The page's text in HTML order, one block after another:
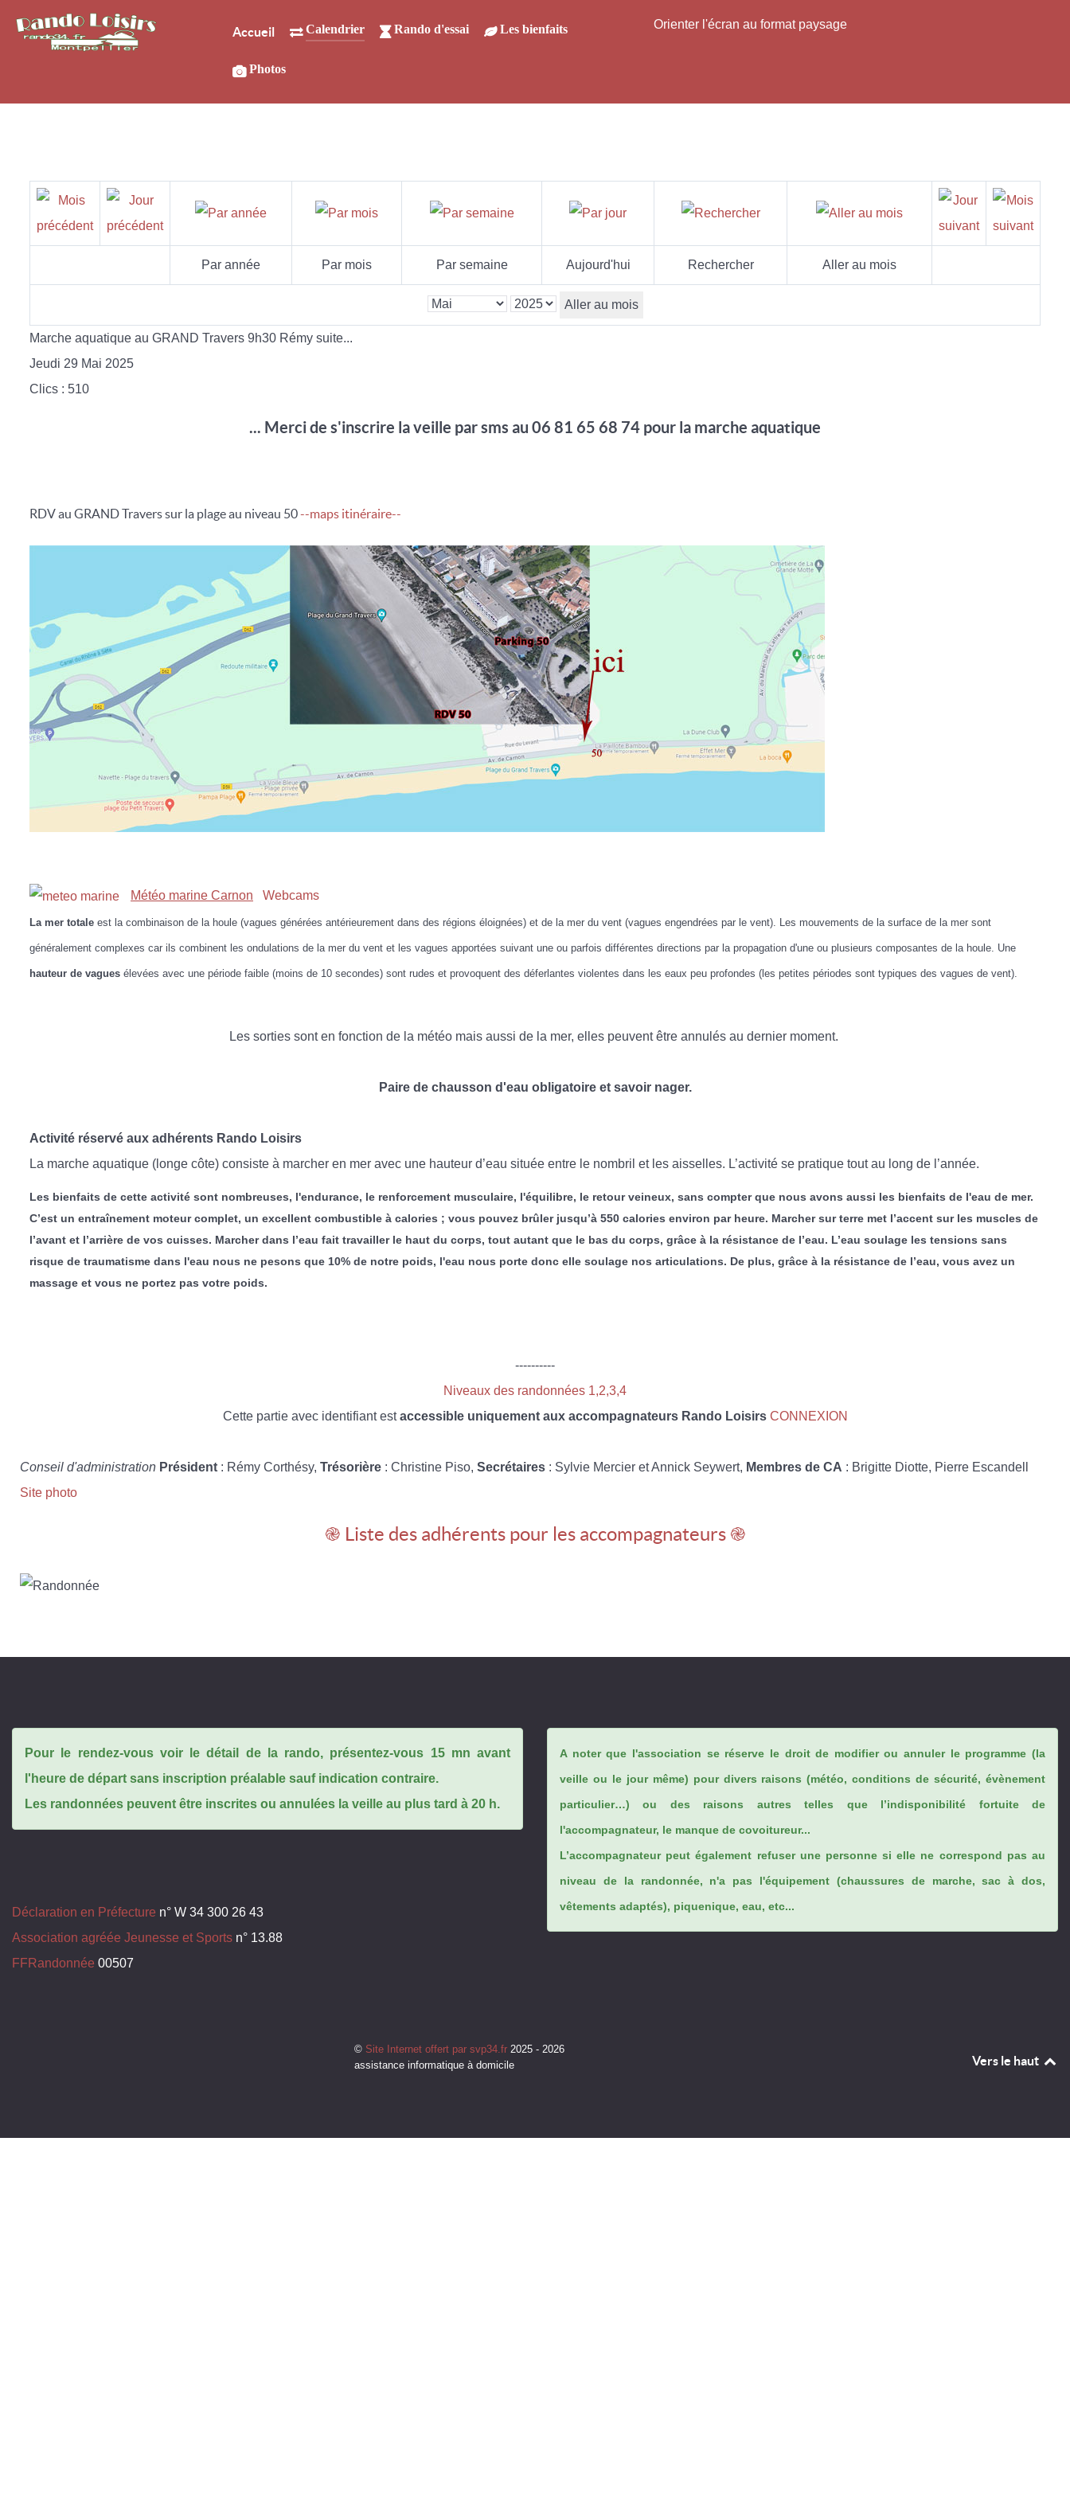
Accueil Calendrier Rando d'essai Les bienfaits
Photos
Orienter l'écran au format paysage
Par année Par mois Par semaine Aujourd'hui Rechercher Aller au mois
Aller au mois
Marche aquatique au GRAND Travers 9h30 Rémy suite...
Jeudi 29 Mai 2025
Clics : 510
... Merci de s'inscrire la veille par sms au 06 81 65 68 74 pour la marche aquatique
RDV au GRAND Travers sur la plage au niveau 50--maps itinéraire--
Météo marine Carnon Webcams
La mer totale est la combinaison de la houle (vagues générées antérieurement dans des régions éloignées) et de la mer du vent (vagues engendrées par le vent). Les mouvements de la surface de la mer sont
généralement complexes car ils combinent les ondulations de la mer du vent et les vagues apportées suivant une ou parfois différentes directions par la propagation d'une ou plusieurs composantes de la houle. Une
hauteur de vagues élevées avec une période faible (moins de 10 secondes) sont rudes et provoquent des déferlantes violentes dans les eaux peu profondes (les petites périodes sont typiques des vagues de vent).
Les sorties sont en fonction de la météo mais aussi de la mer, elles peuvent être annulés au dernier moment.
Paire de chausson d'eau obligatoire et savoir nager.
Activité réservé aux adhérents Rando Loisirs
La marche aquatique (longe côte) consiste à marcher en mer avec une hauteur d’eau située entre le nombril et les aisselles. L’activité se pratique tout au long de l’année.
Les bienfaits de cette activité sont nombreuses, l'endurance, le renforcement musculaire, l'équilibre, le retour veineux, sans compter que nous avons aussi les bienfaits de l'eau de mer.
C’est un entraînement moteur complet, un excellent combustible à calories ; vous pouvez brûler jusqu’à 550 calories environ par heure. Marcher sur terre met l’accent sur les muscles de
l’avant et l’arrière de vos cuisses. Marcher dans l’eau fait travailler le haut du corps, tout autant que le bas du corps, grâce à la résistance de l’eau. L’eau soulage les tensions sans
risque de traumatisme dans l'eau nous ne pesons que 10% de notre poids, l'eau nous porte donc elle soulage nos articulations. De plus, grâce à la résistance de l’eau, vous avez un
massage et vous ne portez pas votre poids.
----------
Niveaux des randonnées 1,2,3,4
Cette partie avec identifiant estaccessible uniquement aux accompagnateurs Rando Loisirs CONNEXION
Conseil d'administration Président : Rémy Corthésy, Trésorière : Christine Piso, Secrétaires : Sylvie Mercier et Annick Seywert, Membres de CA : Brigitte Diotte, Pierre Escandell
Site photo
֎ Liste des adhérents pour les accompagnateurs ֎
Pour le rendez-vous voir le détail de la rando, présentez-vous 15 mn avant
l'heure de départ sans inscription préalable sauf indication contraire.
Les randonnées peuvent être inscrites ou annulées la veille au plus tard à 20 h.
Déclaration en Préfecture n° W 34 300 26 43
Association agréée Jeunesse et Sports n° 13.88
FFRandonnée 00507
A noter que l'association se réserve le droit de modifier ou annuler le programme (la
veille ou le jour même) pour divers raisons (météo, conditions de sécurité, évènement
particulier…) ou des raisons autres telles que l’indisponibilité fortuite de
l'accompagnateur, le manque de covoitureur...
L’accompagnateur peut également refuser une personne si elle ne correspond pas au
niveau de la randonnée, n'a pas l'équipement (chaussures de marche, sac à dos,
vêtements adaptés), piquenique, eau, etc...
© Site Internet offert par svp34.fr 2025 - 2026
assistance informatique à domicile
Vers le haut